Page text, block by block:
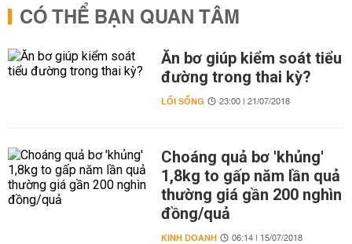
CÓ THỂ BẠN QUAN TÂM
Ăn bơ giúp kiểm soát tiểu
đường trong thai kỳ?
LỐI SỐNG 23:00 | 21/07/2018
Choáng quả bơ 'khủng'
1,8kg to gấp năm lần quả
thường giá gần 200 nghìn
đồng/quả
KINH DOANH 06:14 | 15/07/2018